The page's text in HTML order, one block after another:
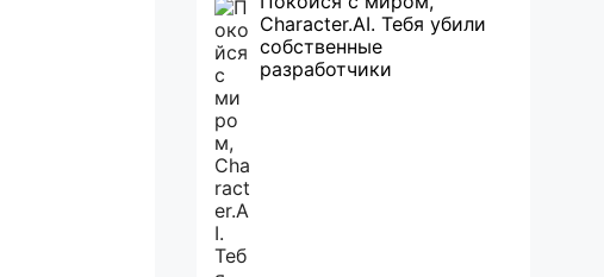
Character.AI. Тебя убили
собственные
разработчики